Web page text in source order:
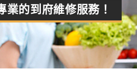
業的到府維修服務！